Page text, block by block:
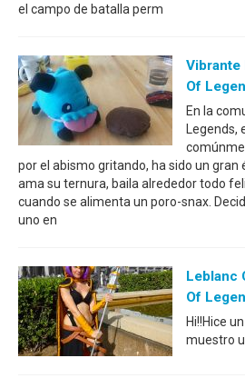
el campo de batalla perm
Vibrante
Of
En la
Legends,
por el abismo gritando, ha sido un gran
ama su ternura, baila alrededor todo
cuando se alimenta un poro-snax.
uno en
Leblanc
Of
Hi!!Hice
muestro